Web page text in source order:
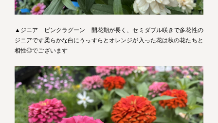
▲ジニア ピンクラグーン 開花期が長く、セミダブル咲きで多花性の
ジニアです柔らかな白にうっすらとオレンジが入った花は秋の花たちと
相性◎でございます